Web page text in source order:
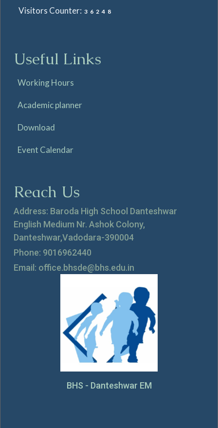
Visitors Counter: 36248
Useful Links
Working Hours
Academic planner
Download
Event Calendar
Reach Us
Address: Baroda High School Danteshwar
English Medium Nr. Ashok Colony,
Danteshwar,Vadodara-390004
Phone: 9016962440
Email: office.bhsde@bhs.edu.in
BHS - Danteshwar EM